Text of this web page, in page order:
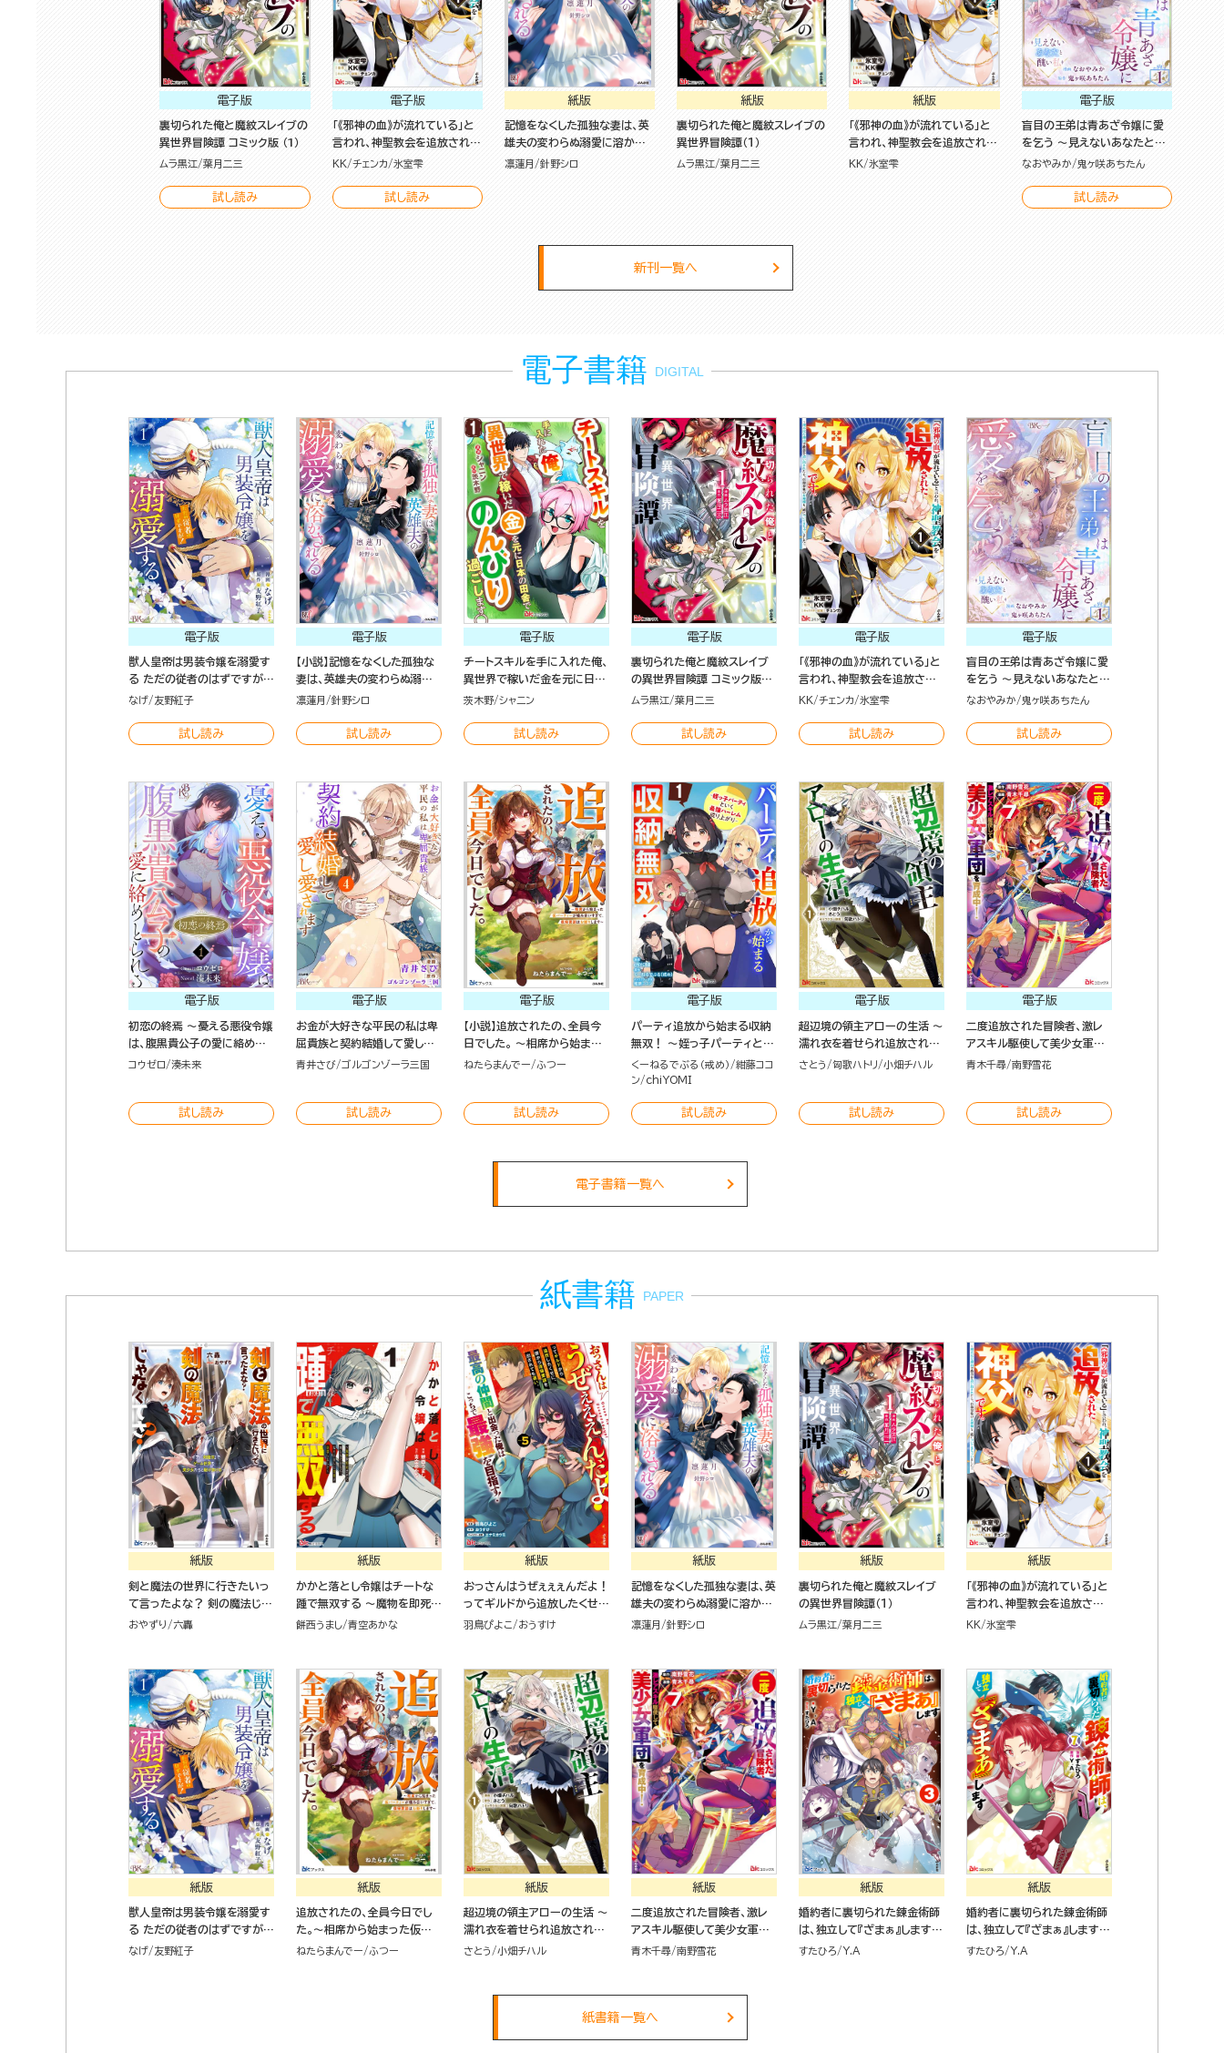
電子版
裏切られた俺と魔紋スレイブの
異世界冒険譚 コミック版 （1）
ムラ黒江 葉月二三
試し読み
電子版
「《邪神の血》が流れている」と
言われ、神聖教会を追放された
神父です。 ～理不尽な理由で
象の女神様も一緒についてき
ちゃいました～ コミック版 （1）
KK チェンカ 氷室雫
試し読み
紙版
記憶をなくした孤独な妻は、英
雄夫の変わらぬ溺愛に溶かさ
れる
凛蓮月 針野シロ
紙版
裏切られた俺と魔紋スレイブの
異世界冒険譚（１）
ムラ黒江 葉月二三
紙版
「《邪神の血》が流れている」と
言われ、神聖教会を追放された
神父です。 ～理不尽な理由で
KK 氷室雫
電子版
盲目の王弟は青あざ令嬢に愛
を乞う ～見えないあなたと醜
い私～ コミック版（分冊版）
なおやみか 鬼ヶ咲あちたん
試し読み
新刊一覧へ
電子書籍 DIGITAL
電子版
獣人皇帝は男装令嬢を溺愛す
る ただの従者のはずですが！
コミック版 （1）
なげ 友野紅子
試し読み
電子版
【小説】記憶をなくした孤独な
妻は、英雄夫の変わらぬ溺愛
に溶かされる
凛蓮月 針野シロ
試し読み
電子版
チートスキルを手に入れた俺、
異世界で稼いだ金を元に日本
の田舎でのんびり過ごします。
茨木野 シャニン
試し読み
電子版
裏切られた俺と魔紋スレイブ
の異世界冒険譚 コミック版
（1）
ムラ黒江 葉月二三
試し読み
電子版
「《邪神の血》が流れている」と
言われ、神聖教会を追放され
た神父です。 ～理不尽な理由
仰対象の女神様も一緒につい
てきちゃいました～ コミック
KK チェンカ 氷室雫
試し読み
電子版
盲目の王弟は青あざ令嬢に愛
を乞う ～見えないあなたと醜
い私～ コミック版（分冊版）
なおやみか 鬼ヶ咲あちたん
試し読み
電子版
初恋の終焉 ～憂える悪役令嬢
は、腹黒貴公子の愛に絡めと
られる～ コミック版（分冊版）
コウゼロ 湊未来
試し読み
電子版
お金が大好きな平民の私は卑
屈貴族と契約結婚して愛し愛
されます コミック版 （4）
青井さび ゴルゴンゾーラ三国
試し読み
電子版
【小説】追放されたの、全員今
日でした。 ～相席から始まっ
た仮パーティーが噛み合いす
ねたらまんでー ふつー
試し読み
電子版
パーティ追放から始まる収納
無双！ ～姪っ子パーティとい
く最強ハーレム成り上がり～
コミック版（分冊版）
くーねるでぶる（戒め）
紺藤ココ
ン
chiYOMI
試し読み
電子版
超辺境の領主アローの生活 ～
濡れ衣を着せられ追放されま
したが、二人の女神と新生活
さとう 匈歌ハトリ 小畑チハル
試し読み
電子版
二度追放された冒険者、激レ
アスキル駆使して美少女軍団
を育成中！ コミック版 （7）
青木千尋 南野雪花
試し読み
電子書籍一覧へ
紙書籍 PAPER
紙版
剣と魔法の世界に行きたいっ
て言ったよな？ 剣の魔法じゃ
なくてさ？ ～ギフト「剣魔法」
おやずり 六轟
紙版
かかと落とし令嬢はチートな
踵で無双する ～魔物を即死さ
せて楽しんでいたら、私を追放
餅西うまし 青空あかな
紙版
おっさんはうぜぇぇぇんだよ！
ってギルドから追放したくせ
に、後から復帰要請を出され
す！（５）
羽鳥ぴよこ おうすけ
紙版
記憶をなくした孤独な妻は、英
雄夫の変わらぬ溺愛に溶かさ
れる
凛蓮月 針野シロ
紙版
裏切られた俺と魔紋スレイブ
の異世界冒険譚（１）
ムラ黒江 葉月二三
紙版
「《邪神の血》が流れている」と
言われ、神聖教会を追放され
た神父です。 ～理不尽な理由
てきちゃいました～ （１）
KK 氷室雫
紙版
獣人皇帝は男装令嬢を溺愛す
る ただの従者のはずですが！
（１）
なげ 友野紅子
紙版
追放されたの、全員今日でし
た。～相席から始まった仮パ
ーティーが噛み合いすぎて、
ねたらまんでー ふつー
紙版
超辺境の領主アローの生活 ～
濡れ衣を着せられ追放されま
したが、二人の女神と新生活
さとう 小畑チハル
紙版
二度追放された冒険者、激レ
アスキル駆使して美少女軍団
を育成中！（７）
青木千尋 南野雪花
紙版
婚約者に裏切られた錬金術師
は、独立して『ざまぁ』します
（３）
すたひろ Y.A
紙版
婚約者に裏切られた錬金術師
は、独立して『ざまぁ』します
（７）
すたひろ Y.A
紙書籍一覧へ